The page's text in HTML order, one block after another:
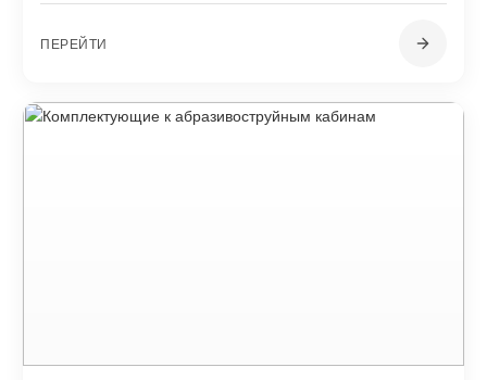
ПЕРЕЙТИ